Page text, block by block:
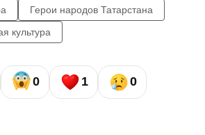
Герои народов Татарстана
культура
0 1 0